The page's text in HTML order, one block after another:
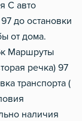
С авто
до остановки
от дома.
Маршруты
речка) 97
транспорта (
наличия